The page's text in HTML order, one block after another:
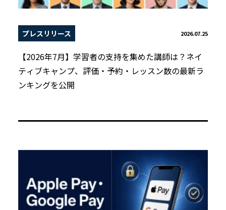
プレスリリース 2026.07.25
【2026年7月】学習者の支持を集めた講師は？ネイ
ティブキャンプ、評価・予約・レッスン数の最新ラ
ンキングを公開